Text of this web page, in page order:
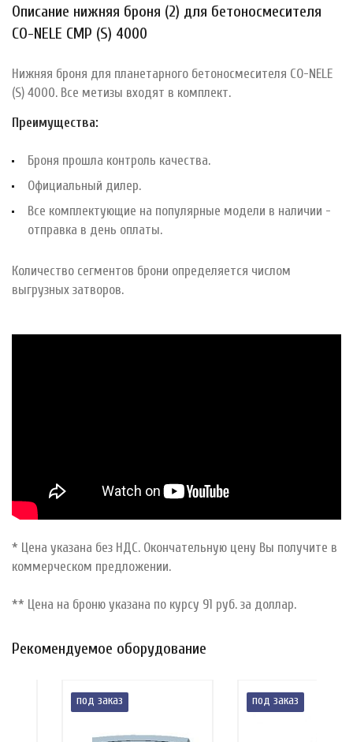
Описание нижняя броня (2) для бетоносмесителя
CO-NELE CMP (S) 4000
Нижняя броня для планетарного бетоносмесителя CO-NELE
(S) 4000. Все метизы входят в комплект.
Преимущества:
Броня прошла контроль качества.
Официальный дилер.
Все комплектующие на популярные модели в наличии -
отправка в день оплаты.
Количество сегментов брони определяется числом
выгрузных затворов.
* Цена указана без НДС. Окончательную цену Вы получите в
коммерческом предложении.
** Цена на броню указана по курсу 91 руб. за доллар.
Рекомендуемое оборудование
под заказ под заказ